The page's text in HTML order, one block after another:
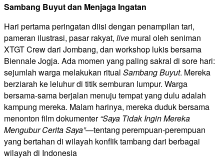
Sambang Buyut dan Menjaga Ingatan
Hari pertama peringatan diisi dengan penampilan tari,
pameran ilustrasi, pasar rakyat, live mural oleh seniman
XTGT Crew dari Jombang, dan workshop lukis bersama
Biennale Jogja. Ada momen yang paling sakral di sore hari:
sejumlah warga melakukan ritual Sambang Buyut. Mereka
berziarah ke leluhur di titik semburan lumpur. Warga
bersama-sama berjalan menuju tempat yang dulu adalah
kampung mereka. Malam harinya, mereka duduk bersama
menonton film dokumenter“Saya Tidak Ingin Mereka
Mengubur Cerita Saya”—tentang perempuan-perempuan
yang bertahan di wilayah konflik tambang dari berbagai
wilayah di Indonesia